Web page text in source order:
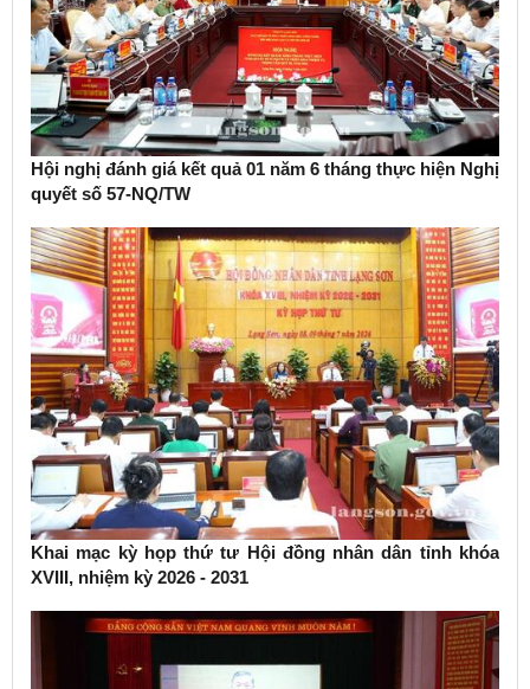
Hội nghị đánh giá kết quả 01 năm 6 tháng thực hiện Nghị
quyết số 57-NQ/TW
Khai mạc kỳ họp thứ tư Hội đồng nhân dân tỉnh khóa
XVIII, nhiệm kỳ 2026 - 2031